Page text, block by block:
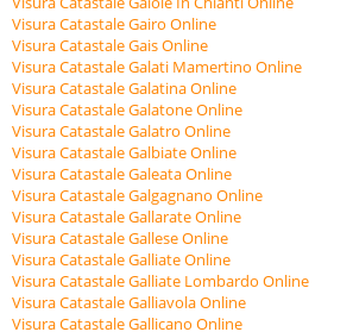
Visura Catastale Gairo Online
Visura Catastale Gais Online
Visura Catastale Galati Mamertino Online
Visura Catastale Galatina Online
Visura Catastale Galatone Online
Visura Catastale Galatro Online
Visura Catastale Galbiate Online
Visura Catastale Galeata Online
Visura Catastale Galgagnano Online
Visura Catastale Gallarate Online
Visura Catastale Gallese Online
Visura Catastale Galliate Online
Visura Catastale Galliate Lombardo Online
Visura Catastale Galliavola Online
Visura Catastale Gallicano Online